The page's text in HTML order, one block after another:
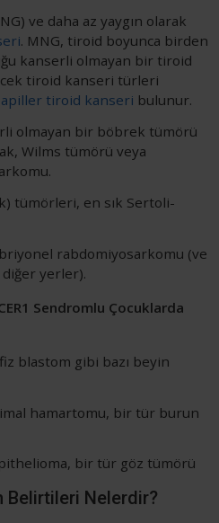
ve daha az yaygın olarak
. MNG, tiroid boyunca birden
kanserli olmayan bir tiroid
tiroid kanseri türleri
tiroid kanseri bulunur.
olmayan bir böbrek tümörü
Wilms tümörü veya
tümörleri, en sık Sertoli-
rabdomiyosarkomu (ve
diğer yerler).
Sendromlu Çocuklarda
blastom gibi bazı beyin
hamartomu, bir tür burun
bir tür göz tümörü
Belirtileri Nelerdir?